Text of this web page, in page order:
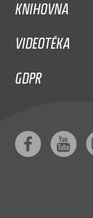
VIDEOTÉKA
GDPR